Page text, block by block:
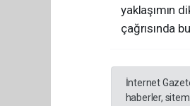
yaklaşımın
çağrısında
İnternet
haberler,